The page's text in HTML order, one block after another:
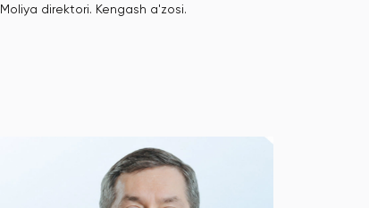
Moliya direktori. Kengash a'zosi.